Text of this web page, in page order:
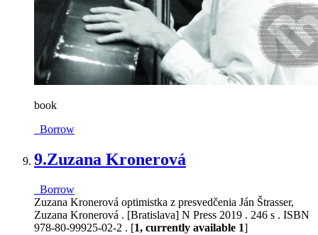
book
Borrow
9.Zuzana Kronerová
Borrow
Zuzana Kronerová optimistka z presvedčenia Ján Štrasser,
Zuzana Kronerová . [Bratislava] N Press 2019 . 246 s . ISBN
978-80-99925-02-2 . [1, currently available 1]